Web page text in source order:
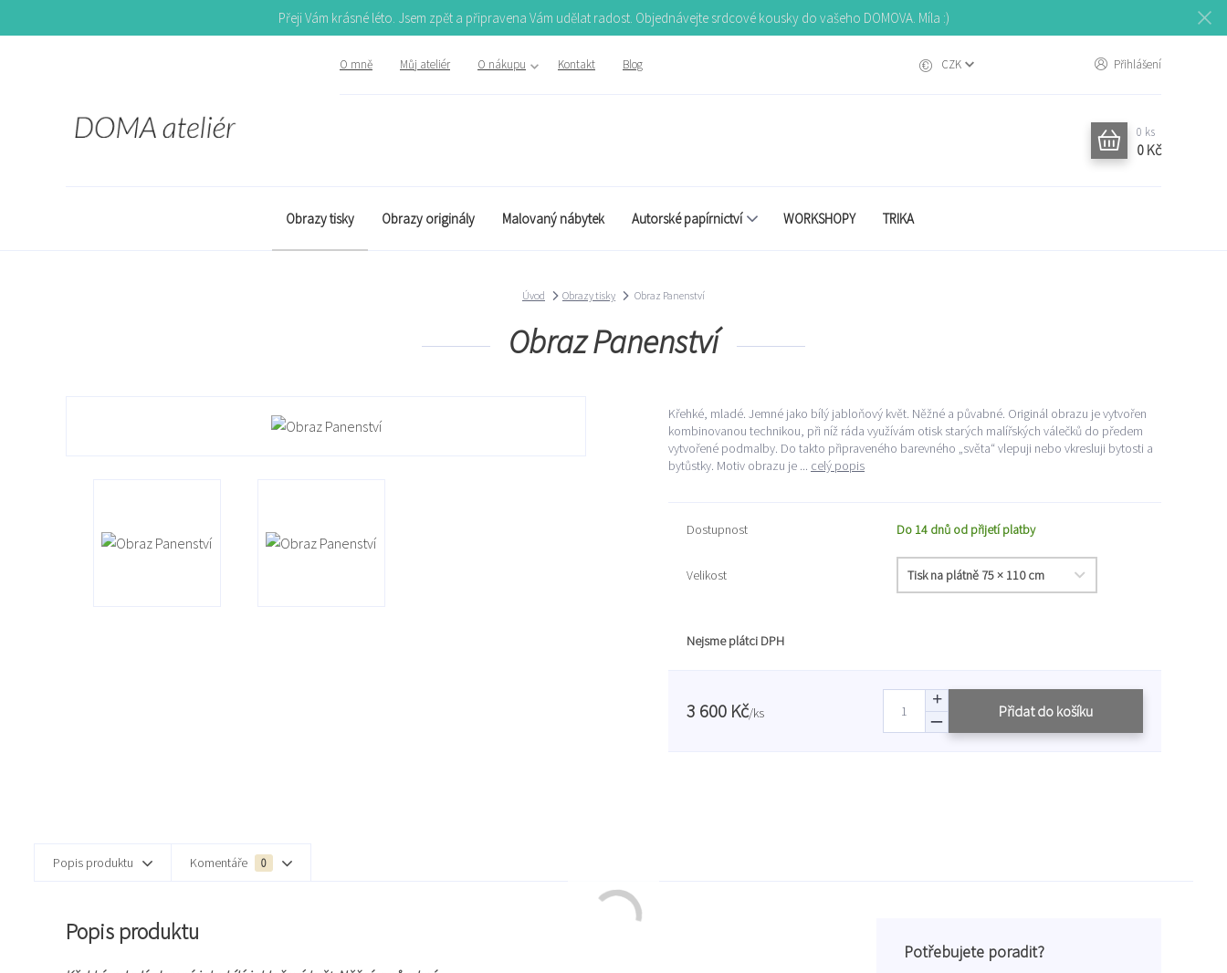
Přeji Vám krásné léto. Jsem zpět a připravena Vám udělat radost. Objednávejte srdcové kousky do vašeho DOMOVA. Míla :)
O mně Můj ateliér O nákupu Kontakt Blog CZK Přihlášení
0 ks
0 Kč
Obrazy tisky Obrazy originály Malovaný nábytek Autorské papírnictví WORKSHOPY TRIKA
Úvod Obrazy tisky Obraz Panenství
Obraz Panenství
Křehké, mladé. Jemné jako bílý jabloňový květ. Něžné a půvabné. Originál obrazu je vytvořen
kombinovanou technikou, při níž ráda využívám otisk starých malířských válečků do předem
vytvořené podmalby. Do takto připraveného barevného „světa“ vlepuji nebo vkresluji bytosti a
bytůstky. Motiv obrazu je ... celý popis
Dostupnost Do 14 dnů od přijetí platby
Velikost
Nejsme plátci DPH
3 600 Kč/ks Přidat do košíku
Popis produktu Komentáře 0
Popis produktu
Potřebujete poradit?